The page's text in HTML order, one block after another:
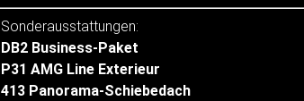
Sonderausstattungen:
DB2 Business-Paket
P31 AMG Line Exterieur
413 Panorama-Schiebedach